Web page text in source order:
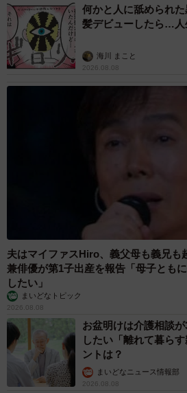
「昼間だけでなく、深夜から早朝に
が重要です」
また、公共ゴミ箱についても、設置
「形だけで終わらず、本当に必要な
やらねば無力。続ければ微力
今回の条例改正や公共ゴミ箱設置は
まで第一歩。そう話すスミレンジャ
から発信を続ける考えです。
「ただ批判するだけではなく、行政
ら、一緒に改善策を考えていきたい
そして最後に、8年間の活動を振り
何かと人に舐められ
髪デビューしたら…人
海川 まこと
2026.08.08
夫はマイファスHiro、義父母も義兄も
兼俳優が第1子出産を報告「母子とも
したい」
まいどなトピック
2026.08.08
お盆明けは介護相談
したい「離れて暮ら
ントは？
まいどなニュース情報部
2026.08.08